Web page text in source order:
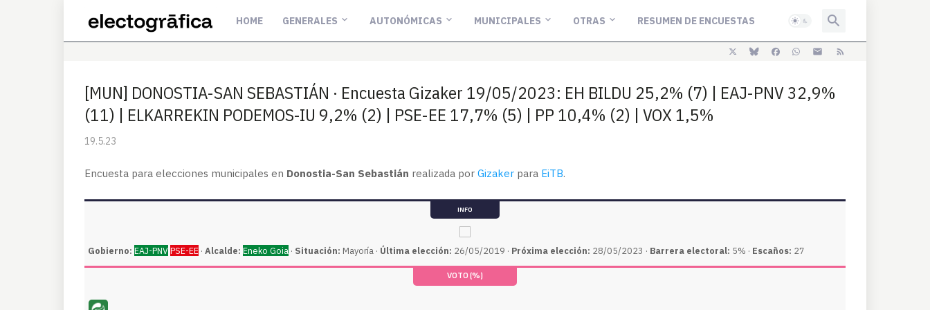
HOME GENERALES AUTONÓMICAS MUNICIPALES OTRAS RESUMEN DE ENCUESTAS
[MUN] DONOSTIA-SAN SEBASTIÁN · Encuesta Gizaker 19/05/2023: EH BILDU 25,2% (7) | EAJ-PNV 32,9%
(11) | ELKARREKIN PODEMOS-IU 9,2% (2) | PSE-EE 17,7% (5) | PP 10,4% (2) | VOX 1,5%
19.5.23
Encuesta para elecciones municipales en Donostia-San Sebastián realizada por Gizaker para EiTB.
INFO
Gobierno: EAJ-PNVPSE-EE · Alcalde: Eneko Goia · Situación: Mayoría · Última elección: 26/05/2019 · Próxima elección: 28/05/2023 · Barrera electoral: 5% · Escaños: 27
VOTO (%)